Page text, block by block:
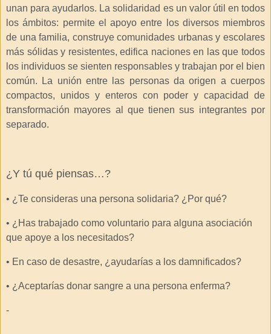
unan para ayudarlos. La solidaridad es un valor útil en todos
los ámbitos: permite el apoyo entre los diversos miembros
de una familia, construye comunidades urbanas y escolares
más sólidas y resistentes, edifica naciones en las que todos
los individuos se sienten responsables y trabajan por el bien
común. La unión entre las personas da origen a cuerpos
compactos, unidos y enteros con poder y capacidad de
transformación mayores al que tienen sus integrantes por
separado.
¿Y tú qué piensas…?
• ¿Te consideras una persona solidaria? ¿Por qué?
• ¿Has trabajado como voluntario para alguna asociación
que apoye a los necesitados?
• En caso de desastre, ¿ayudarías a los damnificados?
• ¿Aceptarías donar sangre a una persona enferma?
-